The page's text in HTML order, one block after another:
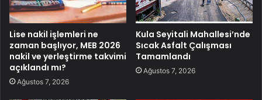
Lise nakil işlemleri ne
zaman başlıyor, MEB 2026
nakil ve yerleştirme takvimi
açıklandı mı?
Ağustos 7, 2026
Kula Seyitali Mahallesi’nde
Sıcak Asfalt Çalışması
Tamamlandı
Ağustos 7, 2026